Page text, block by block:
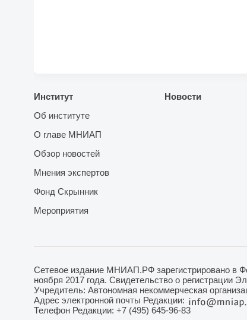
Институт
Об институте
О главе МНИАП
Обзор новостей
Мнения экспертов
Фонд Скрынник
Мероприятия
Новости
Сетевое издание МНИАП.РФ зарегистрировано в
ноября 2017 года. Свидетельство о регистрации
Учредитель: Автономная некоммерческая
Адрес электронной почты Редакции:
Телефон Редакции: +7 (495) 645-96-83